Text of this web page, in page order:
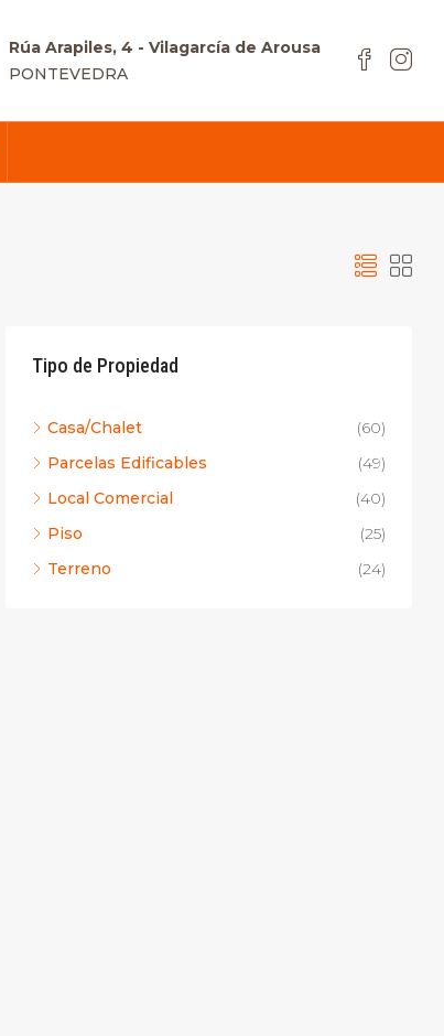
Rúa Arapiles, 4 - Vilagarcía de Arousa
PONTEVEDRA
Tipo de Propiedad
Casa/Chalet
(60)
Parcelas Edificables
(49)
Local Comercial
(40)
Piso
(25)
Terreno
(24)